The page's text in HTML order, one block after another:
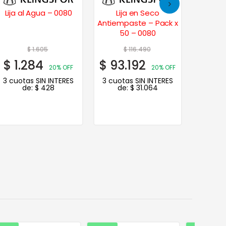
Lija al Agua – 0080
$1.605
$ 1.284 20% OFF
3 cuotas SIN INTERES
de:$ 428
Lija en Seco
Antiempaste – Pack x
50 – 0080
$116.490
$ 93.192 20% OFF
3 cuotas SIN INTERES
de: $ 31.064